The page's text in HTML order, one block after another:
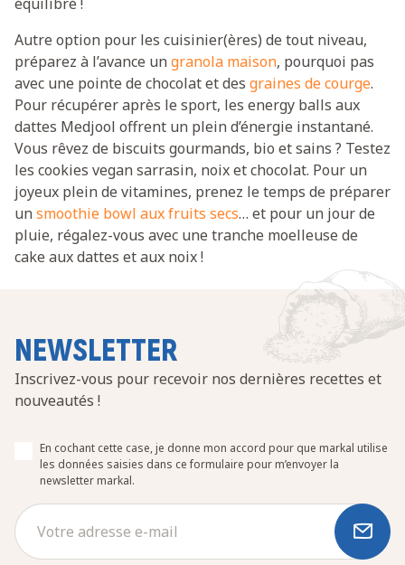
Autre option pour les cuisinier(ères) de tout niveau,
préparez à l’avance un granola maison, pourquoi pas
avec une pointe de chocolat et des graines de courge.
Pour récupérer après le sport, les energy balls aux
dattes Medjool offrent un plein d’énergie instantané.
Vous rêvez de biscuits gourmands, bio et sains ? Testez
les cookies vegan sarrasin, noix et chocolat. Pour un
joyeux plein de vitamines, prenez le temps de préparer
un smoothie bowl aux fruits secs… et pour un jour de
pluie, régalez-vous avec une tranche moelleuse de
cake aux dattes et aux noix !
NEWSLETTER
Inscrivez-vous pour recevoir nos dernières recettes et
nouveautés !
En cochant cette case, je donne mon accord pour que markal utilise
les données saisies dans ce formulaire pour m’envoyer la
newsletter markal.